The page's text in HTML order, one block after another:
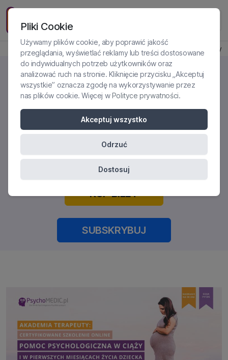
Produkt jest dostępny
POMOC PSYCHOLOGICZNA W
CIĄŻY I W PIERWSZYCH
MIESIĄCACH ŻYCIA DZIECKA
Certyfikowane szkolenie online
KUP BILET
SUBSKRYBUJ
Pliki Cookie
Używamy plików cookie, aby poprawić jakość
przeglądania, wyświetlać reklamy lub treści dostosowane
do indywidualnych potrzeb użytkowników oraz
analizować ruch na stronie. Kliknięcie przycisku „Akceptuj
wszystkie” oznacza zgodę na wykorzystywanie przez
nas plików cookie. Więcej wPolityce prywatności.
Akceptuj wszystko
Odrzuć
Dostosuj